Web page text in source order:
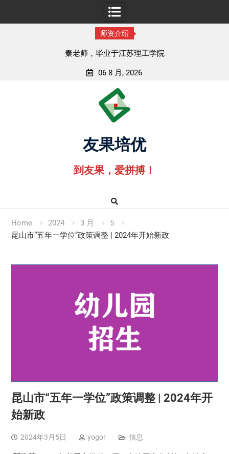
师资介绍
业于江苏理工学院
06 8 月, 2026
友果培优
到友果，爱拼搏！
Home 2024 3 月
5
昆山市“五年一学位”政策调整 | 2024年开始新政
昆山市“五年一学位”政策调整 | 2024年开
始新政
2024年3月5日 yogor 信息